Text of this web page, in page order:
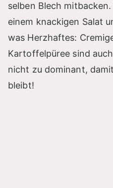
selben Blech mitbacken.
einem knackigen Salat
was Herzhaftes:
Kartoffelpüree sind
nicht zu dominant,
bleibt!